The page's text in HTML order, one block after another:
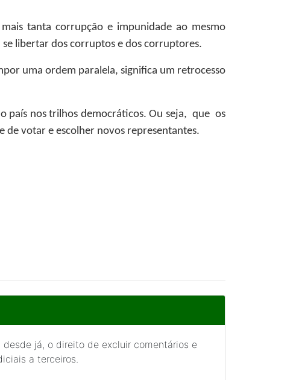
tanta corrupção e impunidade ao mesmo
libertar dos corruptos e dos corruptores.
uma ordem paralela, significa um retrocesso
país nos trilhos democráticos. Ou seja, que os
de votar e escolher novos representantes.
já, o direito de excluir comentários e
a terceiros.